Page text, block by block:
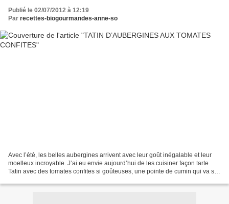
Publié le 02/07/2012 à 12:19
Par recettes-biogourmandes-anne-so
Avec l’été, les belles aubergines arrivent avec leur goût inégalable et leur
moelleux incroyable. J’ai eu envie aujourd’hui de les cuisiner façon tarte
Tatin avec des tomates confites si goûteuses, une pointe de cumin qui va si